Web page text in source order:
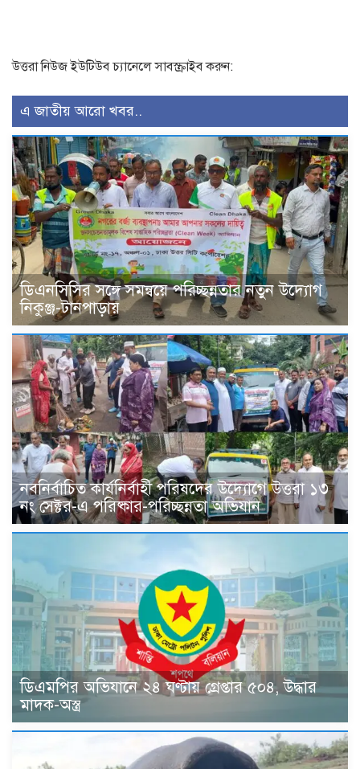
উত্তরা নিউজ ইউটিউব চ্যানেলে সাবস্ক্রাইব করুন:
এ জাতীয় আরো খবর..
ডিএনসিসির সঙ্গে সমন্বয়ে পরিচ্ছন্নতার নতুন উদ্যোগ
নিকুঞ্জ-টানপাড়ায়
নবনির্বাচিত কার্যনির্বাহী পরিষদের উদ্যোগে উত্তরা ১৩
নং সেক্টর-এ পরিষ্কার-পরিচ্ছন্নতা অভিযান
ডিএমপির অভিযানে ২৪ ঘণ্টায় গ্রেপ্তার ৫০৪, উদ্ধার
মাদক-অস্ত্র